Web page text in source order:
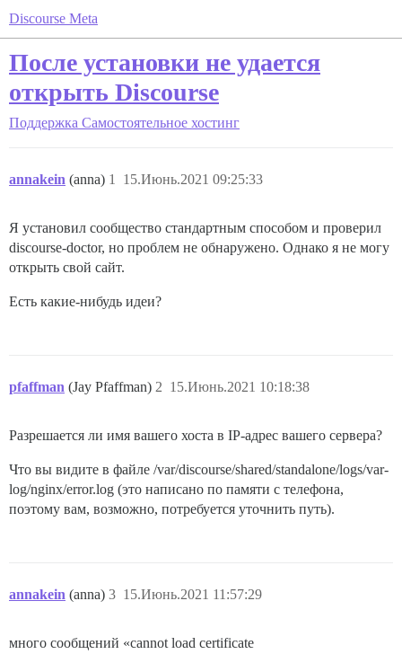
Discourse Meta
После установки не удается
открыть Discourse
Поддержка Самостоятельное хостинг
annakein (anna) 15.Июнь.2021 09:25:33
1
Я установил сообщество стандартным способом и проверил
discourse-doctor, но проблем не обнаружено. Однако я не могу
открыть свой сайт.
Есть какие-нибудь идеи?
pfaffman (Jay Pfaffman) 15.Июнь.2021 10:18:38
2
Разрешается ли имя вашего хоста в IP-адрес вашего сервера?
Что вы видите в файле /var/discourse/shared/standalone/logs/var-
log/nginx/error.log (это написано по памяти с телефона,
поэтому вам, возможно, потребуется уточнить путь).
annakein (anna) 15.Июнь.2021 11:57:29
3
много сообщений «cannot load certificate